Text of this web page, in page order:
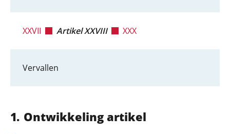
XXVII Artikel XXVIII XXX
Vervallen
Ontwikkeling artikel